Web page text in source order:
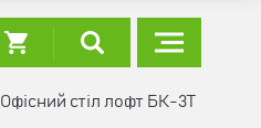
Офісний стіл лофт БК-3Т